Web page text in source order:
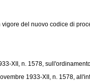
del nuovo codice di
XII, n. 1578,
1933-XII, n. 1578,